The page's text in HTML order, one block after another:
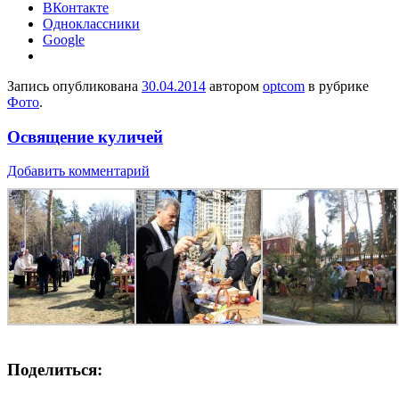
ВКонтакте
Одноклассники
Google
Запись опубликована 30.04.2014 автором optcom в рубрике
Фото.
Освящение куличей
Добавить комментарий
Поделиться: